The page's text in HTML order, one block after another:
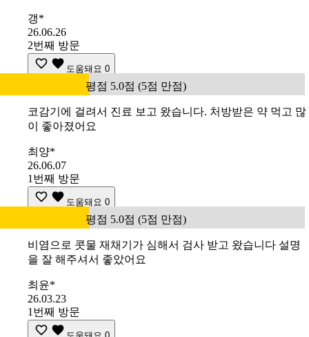
갱*
26.06.26
2번째 방문
도움돼요 0
평점 5.0점 (5점 만점)
코감기에 걸려서 진료 보고 왔습니다. 처방받은 약 먹고 많
이 좋아졌어요
최양*
26.06.07
1번째 방문
도움돼요 0
평점 5.0점 (5점 만점)
비염으로 콧물 재채기가 심해서 검사 받고 왔습니다 설명
을 잘 해주셔서 좋았어요
최윤*
26.03.23
1번째 방문